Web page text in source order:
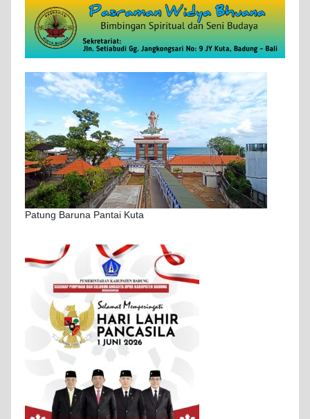
Patung Baruna Pantai Kuta